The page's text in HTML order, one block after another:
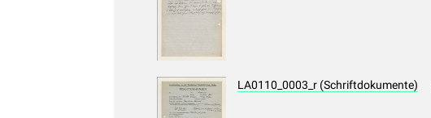
LA0110_0003_r (Schriftdokumente)